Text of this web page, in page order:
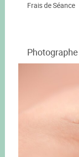
Frais de Séance